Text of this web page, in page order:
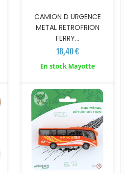
CAMION D URGENCE
METAL RETROFRION
FERRY...
18,40 €
En stock Mayotte